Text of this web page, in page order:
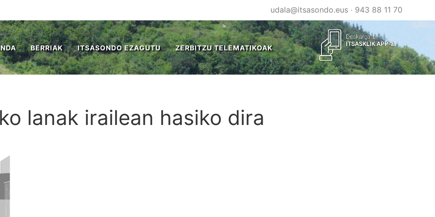
udala@itsasondo.eus· 943 88 11 70
BERRIAK ITSASONDO EZAGUTU ZERBITZU TELEMATIKOAK
lanak irailean hasiko dira